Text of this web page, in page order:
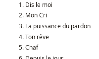
Dis le moi
Mon Cri
La puissance du pardon
Ton rêve
Chaf